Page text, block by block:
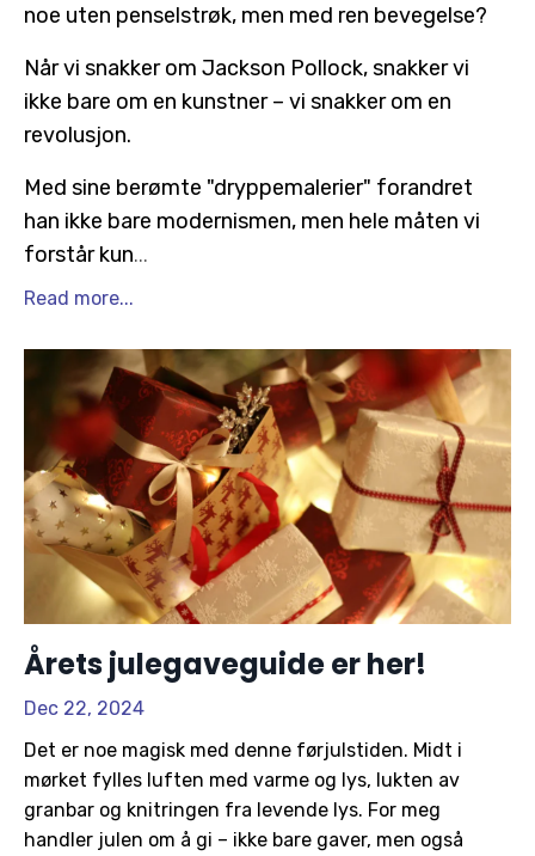
noe uten penselstrøk, men med ren bevegelse?
Når vi snakker om Jackson Pollock, snakker vi
ikke bare om en kunstner – vi snakker om en
revolusjon.
Med sine berømte "dryppemalerier" forandret
han ikke bare modernismen, men hele måten vi
forstår kun...
Read more...
Årets julegaveguide er her!
Dec 22, 2024
Det er noe magisk med denne førjulstiden. Midt i
mørket fylles luften med varme og lys, lukten av
granbar og knitringen fra levende lys. For meg
handler julen om å gi – ikke bare gaver, men også